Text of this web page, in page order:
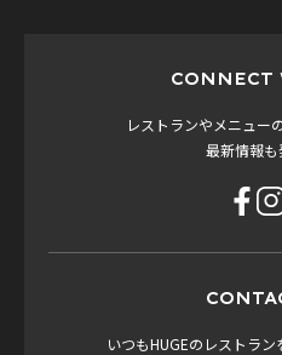
CONNECT
レストランやメニュー
最新情報も
いつもHUGEのレストラ